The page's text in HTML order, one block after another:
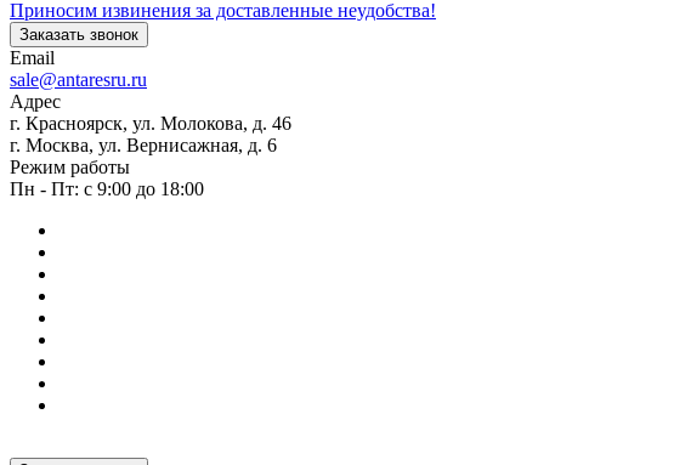
Приносим извинения за доставленные неудобства!
Заказать звонок
Email
sale@antaresru.ru
Адрес
г. Красноярск, ул. Молокова, д. 46
г. Москва, ул. Вернисажная, д. 6
Режим работы
Пн - Пт: с 9:00 до 18:00